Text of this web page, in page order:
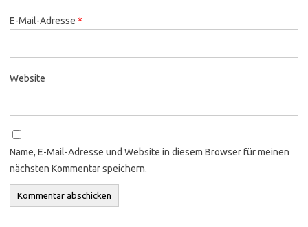
E-Mail-Adresse *
Website
Name, E-Mail-Adresse und Website in diesem Browser für meinen
nächsten Kommentar speichern.